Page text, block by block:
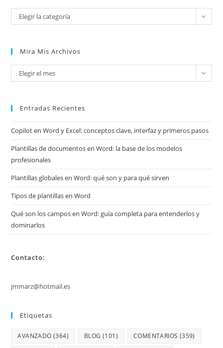
Categorías
Elegir la categoría
Mira Mis Archivos
Mira
mis
Elegir el mes
Entradas Recientes
Copilot en Word y Excel: conceptos clave, interfaz y primeros pasos
Plantillas de documentos en Word: la base de los modelos
profesionales
Plantillas globales en Word: qué son y para qué sirven
Tipos de plantillas en Word
Qué son los campos en Word: guía completa para entenderlos y
dominarlos
Contacto:
jmmarz@hotmail.es
Etiquetas
AVANZADO (364) BLOG (101) COMENTARIOS (359)